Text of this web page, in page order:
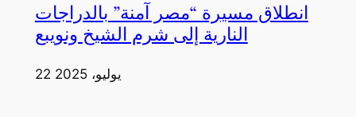
انطلاق مسيرة “مصر آمنة” بالدراجات
النارية إلى شرم الشيخ ونويبع
22 يوليو، 2025